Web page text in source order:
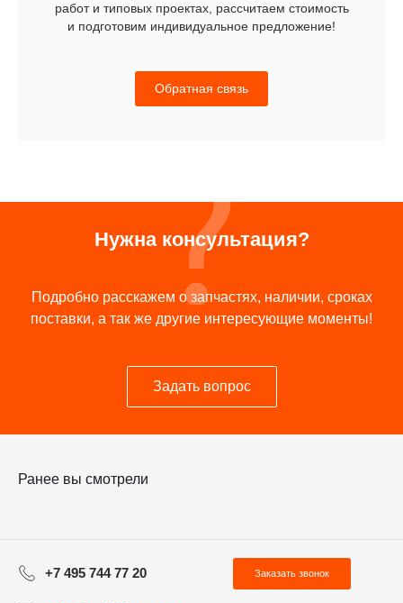
работ и типовых проектах, рассчитаем стоимость
и подготовим индивидуальное предложение!
Обратная связь
Нужна консультация?
Подробно расскажем о запчастях, наличии, сроках
поставки, а так же другие интересующие моменты!
Задать вопрос
Ранее вы смотрели
+7 495 744 77 20 Заказать звонок